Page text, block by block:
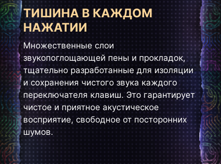
ТИШИНА В КАЖДОМ
НАЖАТИИ
Множественные слои
звукопоглощающей пены и прокладок,
тщательно разработанные для изоляции
и сохранения чистого звука каждого
переключателя клавиш. Это гарантирует
чистое и приятное акустическое
восприятие, свободное от посторонних
шумов.